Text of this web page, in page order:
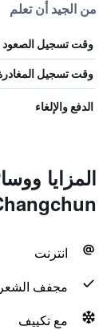
من الجيد أن تعلم
وقت تسجيل الصعود
وقت تسجيل
الدفع والإلغاء
انترنت
مجفف الشعر
مع تكييف